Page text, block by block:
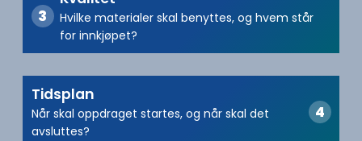
Hvilke materialer skal benyttes, og hvem står
for innkjøpet?
Tidsplan
Når skal oppdraget startes, og når skal det
avsluttes?